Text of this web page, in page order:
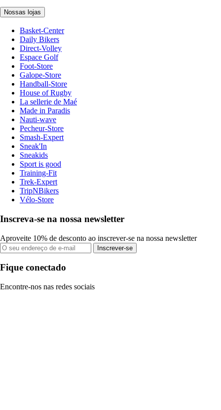
Nossas lojas
Basket-Center
Daily Bikers
Direct-Volley
Espace Golf
Foot-Store
Galope-Store
Handball-Store
House of Rugby
La sellerie de Maé
Made in Paradis
Nauti-wave
Pecheur-Store
Smash-Expert
Sneak'In
Sneakids
Sport is good
Training-Fit
Trek-Expert
TripNBikers
Vélo-Store
Inscreva-se na nossa newsletter
Aproveite 10% de desconto ao inscrever-se na nossa newsletter
Inscrever-se
Fique conectado
Encontre-nos nas redes sociais